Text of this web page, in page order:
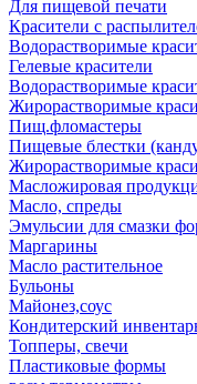
Для пищевой печати
Красители с
Водорастворимые
Гелевые красители
Водорастворимые
Жирорастворимые
Пищ.фломастеры
Пищевые блестки
Жирорастворимые
Масложировая
Масло, спреды
Эмульсии для смазки
Маргарины
Масло растительное
Бульоны
Майонез,соус
Кондитерский
Топперы, свечи
Пластиковые формы